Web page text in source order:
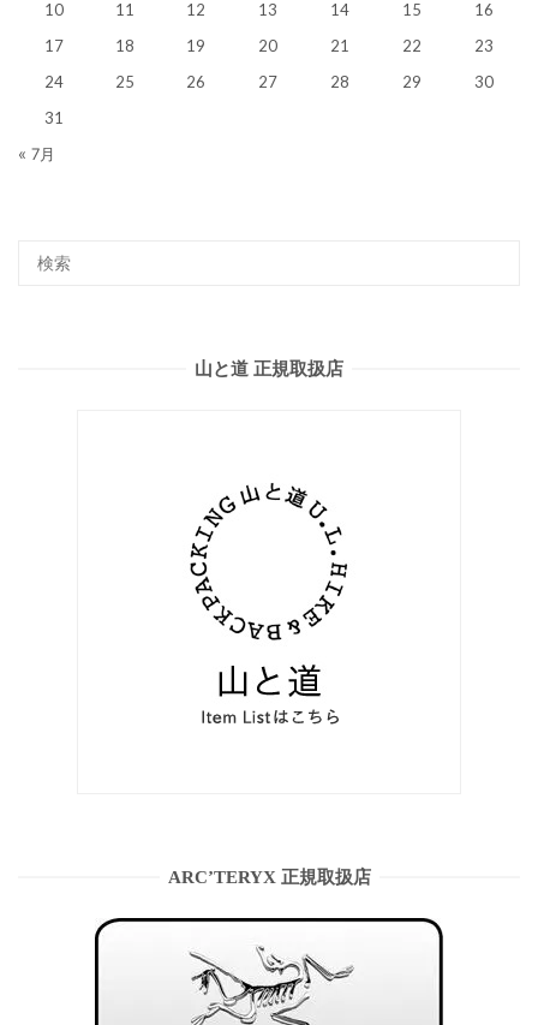
10 11 12 13 14 15
16
17
18 19 20 21 22
23
24
25 26 27 28 29
30
31
« 7月
山と道 正規取扱店
ARC’TERYX 正規取扱店